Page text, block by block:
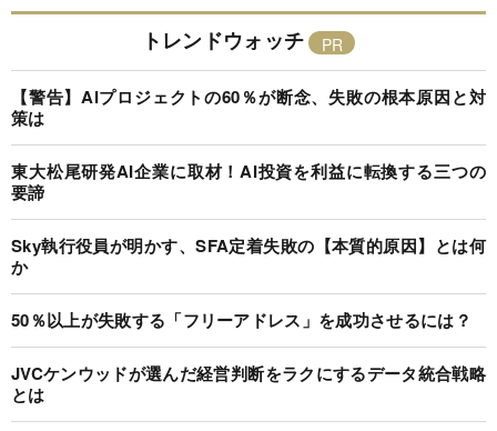
トレンドウォッチ
【警告】AIプロジェクトの60％が断念、失敗の根本原因と対
策は
東大松尾研発AI企業に取材！AI投資を利益に転換する三つの
要諦
Sky執行役員が明かす、SFA定着失敗の【本質的原因】とは何
か
50％以上が失敗する「フリーアドレス」を成功させるには？
JVCケンウッドが選んだ経営判断をラクにするデータ統合戦略
とは